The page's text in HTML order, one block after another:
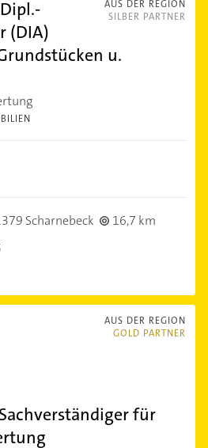
AUS DER REGION
SILBER PARTNER
(DIA)
u.
Scharnebeck
16,7 km
AUS DER REGION
GOLD PARTNER
für